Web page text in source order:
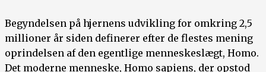
Begyndelsen på hjernens udvikling for omkring 2,5
millioner år siden definerer efter de flestes mening
oprindelsen af den egentlige menneskeslægt, Homo.
Det moderne menneske, Homo sapiens, der opstod